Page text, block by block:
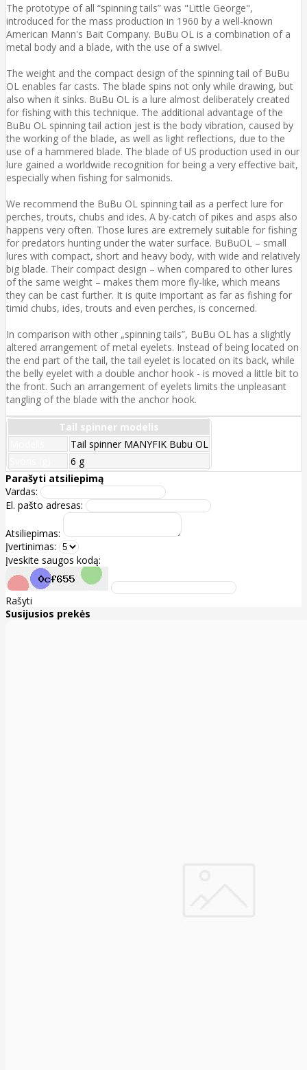
The prototype of all “spinning tails” was "Little George",
introduced for the mass production in 1960 by a well-known
American Mann's Bait Company. BuBu OL is a combination of a
metal body and a blade, with the use of a swivel.
The weight and the compact design of the spinning tail of BuBu
OL enables far casts. The blade spins not only while drawing, but
also when it sinks. BuBu OL is a lure almost deliberately created
for fishing with this technique. The additional advantage of the
BuBu OL spinning tail action jest is the body vibration, caused by
the working of the blade, as well as light reflections, due to the
use of a hammered blade. The blade of US production used in our
lure gained a worldwide recognition for being a very effective bait,
especially when fishing for salmonids.
We recommend the BuBu OL spinning tail as a perfect lure for
perches, trouts, chubs and ides. A by-catch of pikes and asps also
happens very often. Those lures are extremely suitable for fishing
for predators hunting under the water surface. BuBuOL – small
lures with compact, short and heavy body, with wide and relatively
big blade. Their compact design – when compared to other lures
of the same weight – makes them more fly-like, which means
they can be cast further. It is quite important as far as fishing for
timid chubs, ides, trouts and even perches, is concerned.
In comparison with other „spinning tails”, BuBu OL has a slightly
altered arrangement of metal eyelets. Instead of being located on
the end part of the tail, the tail eyelet is located on its back, while
the belly eyelet with a double anchor hook - is moved a little bit to
the front. Such an arrangement of eyelets limits the unpleasant
tangling of the blade with the anchor hook.
Tail spinner modelis
Tail spinner MANYFIK Bubu OL
6 g
Parašyti atsiliepimą
Vardas:
El. pašto adresas:
Atsiliepimas:
Įvertinimas:
Įveskite saugos kodą:
Rašyti
Susijusios prekės